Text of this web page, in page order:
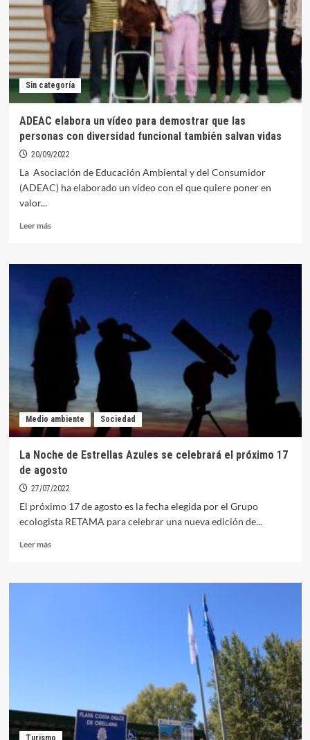
concesión
de
las
banderas
de
2023
Sin categoría
ADEAC elabora un vídeo para demostrar que las
personas con diversidad funcional también salvan vidas
20/09/2022
La Asociación de Educación Ambiental y del Consumidor
(ADEAC) ha elaborado un vídeo con el que quiere poner en
valor...
Leer másLeer
ADEAC
elabora
vídeo
demostrar
personas
diversidad
funcional
también
salvan
Medio ambiente Sociedad
La Noche de Estrellas Azules se celebrará el próximo 17
de agosto
27/07/2022
El próximo 17 de agosto es la fecha elegida por el Grupo
ecologista RETAMA para celebrar una nueva edición de...
Leer másLeer
La
de
agosto
Turismo